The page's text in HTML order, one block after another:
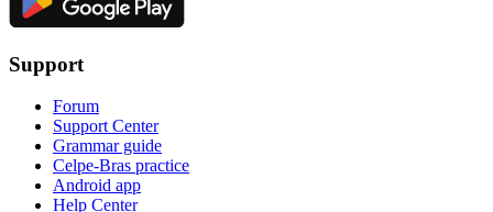
Support
Forum
Support Center
Grammar guide
Celpe-Bras practice
Android app
Help Center